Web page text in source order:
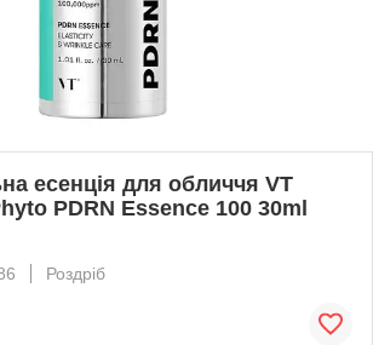
есенція для обличчя VT
PDRN Essence 100 30ml
Роздріб